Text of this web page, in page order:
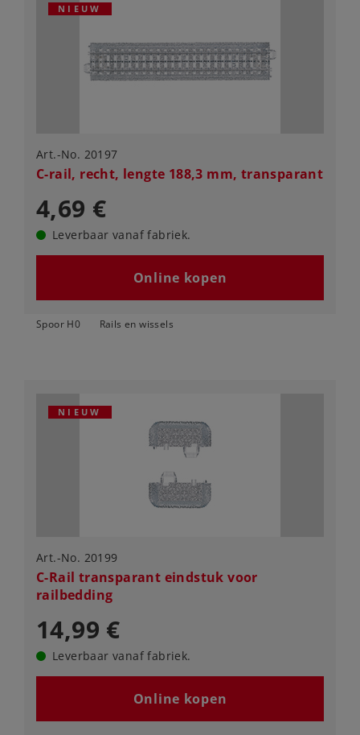
NIEUW
Art.-No. 20197
C-rail, recht, lengte 188,3 mm, transparant
4,69 €
Leverbaar vanaf fabriek.
Online kopen
Spoor H0 Rails en wissels
NIEUW
Art.-No. 20199
C-Rail transparant eindstuk voor
railbedding
14,99 €
Leverbaar vanaf fabriek.
Online kopen